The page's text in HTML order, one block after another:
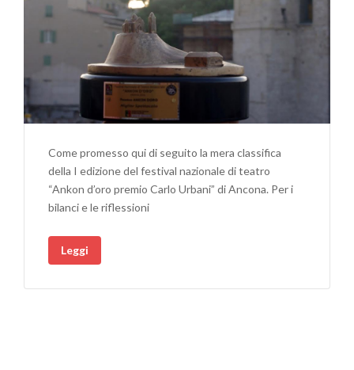
Come promesso qui di seguito la mera classifica
della I edizione del festival nazionale di teatro
“Ankon d’oro premio Carlo Urbani” di Ancona. Per i
bilanci e le riflessioni
Leggi